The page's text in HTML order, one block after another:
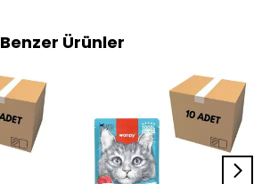
Benzer Ürünler